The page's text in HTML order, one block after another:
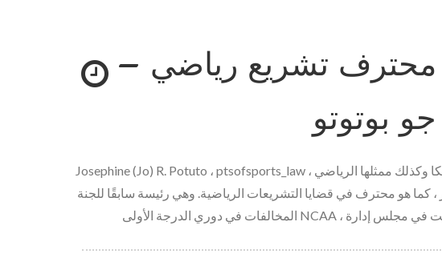
عن
متعددة
السنوات
مع
Sportsbook
تشريع رياضي –
جو بوتوتو
Josephine (Jo) R. Potuto ، ptsofsports_law ، يحمل كرسيًا في تشريع دستوري بجامعة نبراسكا وكذلك ممثلها الرياضي
، كما هو محترف في قضايا التشريعات الرياضية. وهي رئيسة سابقًا للجنة